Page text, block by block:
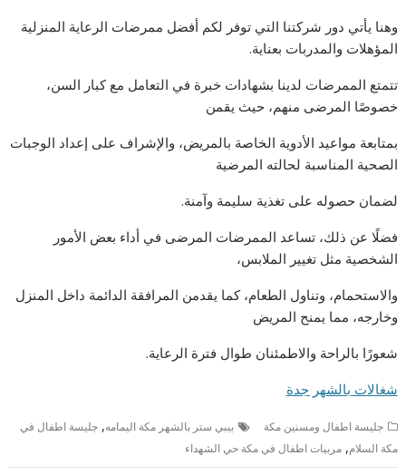
وهنا يأتي دور شركتنا التي توفر لكم أفضل ممرضات الرعاية المنزلية
المؤهلات والمدربات بعناية.
تتمتع الممرضات لدينا بشهادات خبرة في التعامل مع كبار السن،
خصوصًا المرضى منهم، حيث يقمن
بمتابعة مواعيد الأدوية الخاصة بالمريض، والإشراف على إعداد الوجبات
الصحية المناسبة لحالته المرضية
لضمان حصوله على تغذية سليمة وآمنة.
فضلًا عن ذلك، تساعد الممرضات المرضى في أداء بعض الأمور
الشخصية مثل تغيير الملابس،
والاستحمام، وتناول الطعام، كما يقدمن المرافقة الدائمة داخل المنزل
وخارجه، مما يمنح المريض
شعورًا بالراحة والاطمئنان طوال فترة الرعاية.
شغالات بالشهر جدة
جليسة اطفال ومسنين مكة بيبي ستر بالشهر مكة اليمامه,جليسة اطفال في
مكة السلام,مربيات اطفال في مكة حي الشهداء